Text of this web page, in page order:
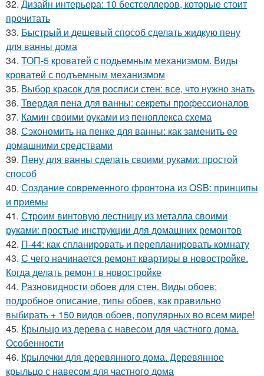
32. Дизайн интерьера: 10 бестселлеров, которые стоит
прочитать
33. Быстрый и дешевый способ сделать жидкую пену
для ванны дома
34. ТОП-5 кроватей с подьемным механизмом. Виды
кроватей с подъемным механизмом
35. Выбор красок для росписи стен: все, что нужно знать
36. Твердая пена для ванны: секреты профессионалов
37. Камин своими руками из пеноплекса схема
38. Сэкономить на пенке для ванны: как заменить ее
домашними средствами
39. Пену для ванны сделать своими руками: простой
способ
40. Создание современного фронтона из OSB: принципы
и приемы
41. Строим винтовую лестницу из металла своими
руками: простые инструкции для домашних ремонтов
42. П-44: как спланировать и перепланировать комнату
43. С чего начинается ремонт квартиры в новостройке.
Когда делать ремонт в новостройке
44. Разновидности обоев для стен. Виды обоев:
подробное описание, типы обоев, как правильно
выбирать + 150 видов обоев, популярных во всем мире!
45. Крыльцо из дерева с навесом для частного дома.
Особенности
46. Крылечки для деревянного дома. Деревянное
крыльцо с навесом для частного дома